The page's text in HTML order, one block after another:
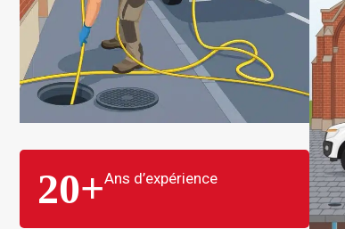
20+Ans d’expérience